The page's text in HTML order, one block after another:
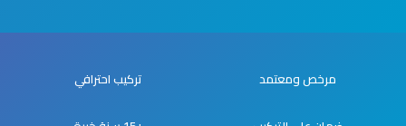
مرخص ومعتمد تركيب احترافي